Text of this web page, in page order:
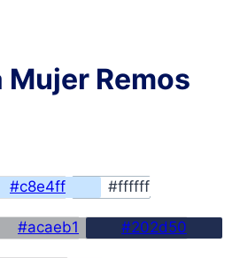
Remos
#c8e4ff #ffffff
#acaeb1 #202d50